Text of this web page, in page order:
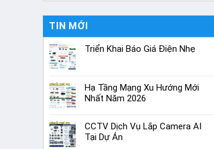
TIN MỚI
Triển Khai Báo Giá Điện Nhẹ
Hạ Tầng Mạng Xu Hướng Mới
Nhất Năm 2026
CCTV Dịch Vụ Lắp Camera AI
Tại Dự Án